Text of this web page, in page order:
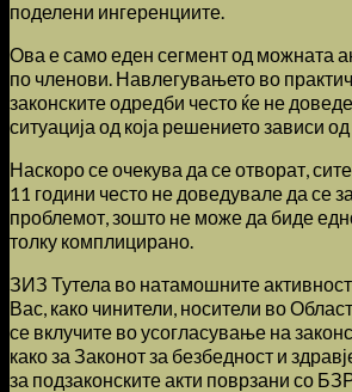
поделени ингеренциите.
Ова е само еден сегмент од можната
по членови. Навлегувањето во
законските одредби често ќе не
ситуација од која решението зависи
Наскоро се очекува да се отворат,
11 години често не доведувале да се
проблемот, зошто не може да биде
толку комплицирано.
ЗИЗ Тутела во натамошните
Вас, како чинители, носители во
се вклучите во усогласување на
како за Законот за безбедност и
за подзаконските акти поврзани со